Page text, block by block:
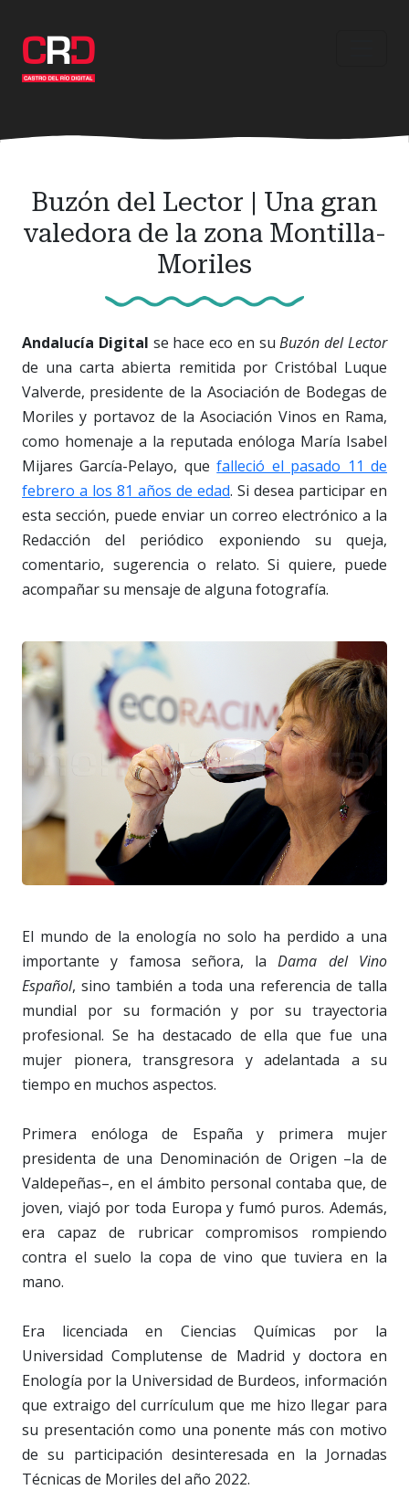
contenido
principal
Buzón del Lector | Una gran
valedora de la zona Montilla-
Moriles
Andalucía Digital se hace eco en suBuzón del Lector
de una carta abierta remitida por Cristóbal Luque
Valverde, presidente de la Asociación de Bodegas de
Moriles y portavoz de la Asociación Vinos en Rama,
como homenaje a la reputada enóloga María Isabel
Mijares García-Pelayo, quefalleció el pasado 11 de
febrero a los 81 años de edad. Si desea participar en
esta sección, puede enviar un correo electrónico a la
Redacción del periódico exponiendo su queja,
comentario, sugerencia o relato. Si quiere, puede
acompañar su mensaje de alguna fotografía.
El mundo de la enología no solo ha perdido a una
importante y famosa señora, laDama del Vino
Español, sino también a toda una referencia de talla
mundial por su formación y por su trayectoria
profesional. Se ha destacado de ella que fue una
mujer pionera, transgresora y adelantada a su
tiempo en muchos aspectos.
Primera enóloga de España y primera mujer
presidenta de una Denominación de Origen –la de
Valdepeñas–, en el ámbito personal contaba que, de
joven, viajó por toda Europa y fumó puros. Además,
era capaz de rubricar compromisos rompiendo
contra el suelo la copa de vino que tuviera en la
mano.
Era licenciada en Ciencias Químicas por la
Universidad Complutense de Madrid y doctora en
Enología por la Universidad de Burdeos, información
que extraigo del currículum que me hizo llegar para
su presentación como una ponente más con motivo
de su participación desinteresada en la Jornadas
Técnicas de Moriles del año 2022.